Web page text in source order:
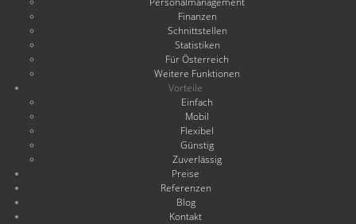
Finanzen
Schnittstellen
Statistiken
Für Österreich
Weitere Funktionen
Vorteile
Einfach
Mobil
Flexibel
Günstig
Zuverlässig
Preise
Referenzen
Blog
Kontakt